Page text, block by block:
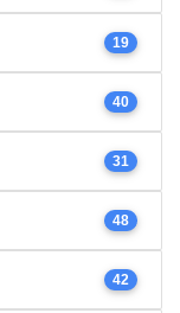
19
40
31
48
42